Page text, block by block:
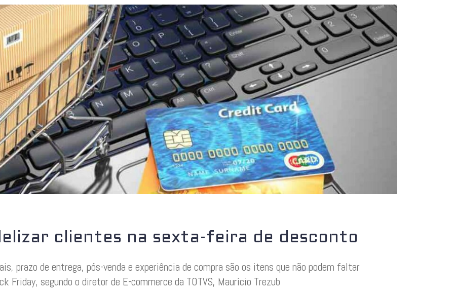
clientes na sexta-feira de desconto
prazo de entrega, pós-venda e experiência de compra são os itens que não podem faltar
Friday, segundo o diretor de E-commerce da TOTVS, Maurício Trezub